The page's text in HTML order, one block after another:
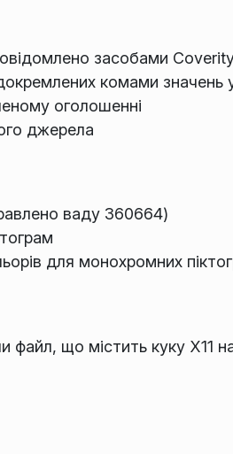
засобами
комами
оголошенні
джерела
ваду 360664)
для монохромних
файл, що містить куку X11